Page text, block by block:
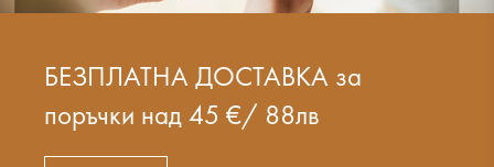
БЕЗПЛАТНА ДОСТАВКА за
поръчки над 45 €/ 88лв